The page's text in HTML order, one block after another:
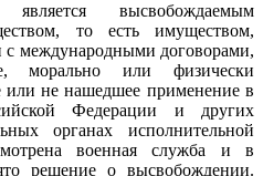
высвобождаемым
то есть имуществом,
с международными договорами,
морально или физически
или не нашедшее применение в
Федерации и других
органах исполнительной
военная служба и в
решение о высвобождении.